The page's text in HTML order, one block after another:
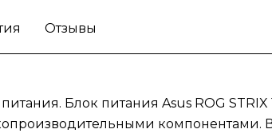
Aura Edition надежное решение для своих
нужд. Мощные системы, требующие
необходимое питание, что обеспечит
игровых сессий или сложных вычислений.
Отзывы
Блок питания Asus ROG
компонентами.